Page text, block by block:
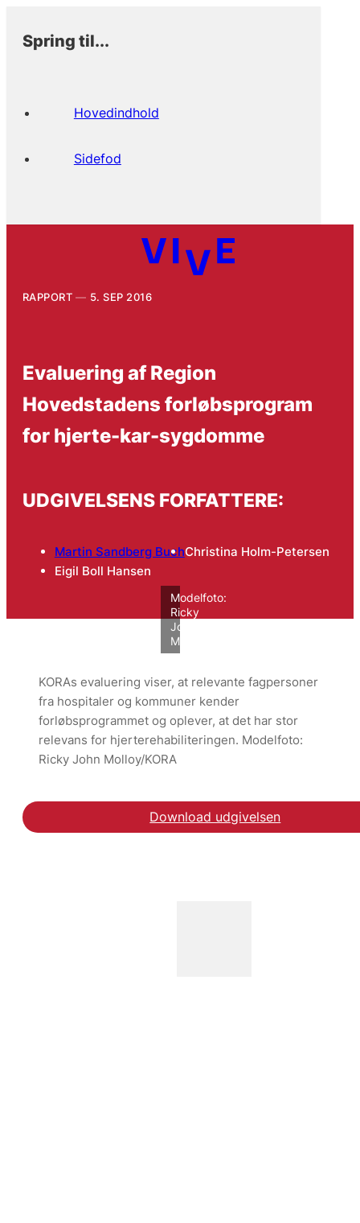
Spring til...
Hovedindhold
Sidefod
RAPPORT 5. SEP 2016
Evaluering af Region
Hovedstadens forløbsprogram
for hjerte-kar-sygdomme
UDGIVELSENS FORFATTERE:
Martin Sandberg BuchChristina Holm-Petersen
Eigil Boll Hansen
Modelfoto:
Ricky
John
Molloy/VIVE
KORAs evaluering viser, at relevante fagpersoner
fra hospitaler og kommuner kender
forløbsprogrammet og oplever, at det har stor
relevans for hjerterehabiliteringen. Modelfoto:
Ricky John Molloy/KORA
Download udgivelsen